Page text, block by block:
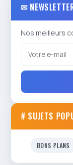
✉
Nos meilleurs
# SUJETS
BONS PLANS